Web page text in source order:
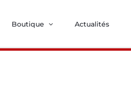
Boutique Actualités